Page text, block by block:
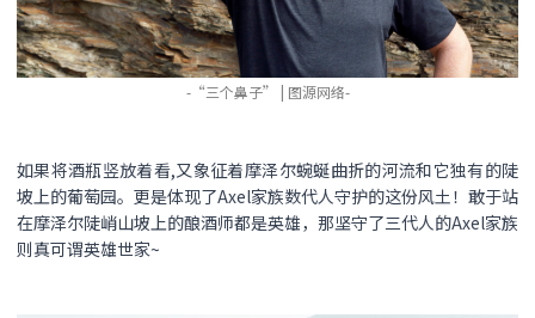
-“三个鼻子” | 图源网络-
如果将酒瓶竖放着看,又象征着摩泽尔蜿蜒曲折的河流和它独有的陡
坡上的葡萄园。更是体现了Axel家族数代人守护的这份风土！敢于站
在摩泽尔陡峭山坡上的酿酒师都是英雄，那坚守了三代人的Axel家族
则真可谓英雄世家~